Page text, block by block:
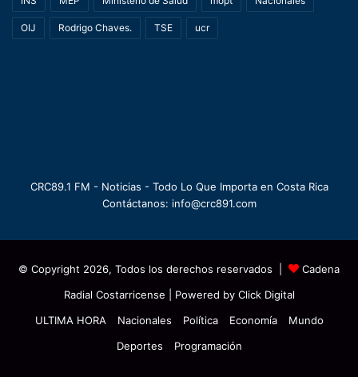
OIJ Rodrigo Chaves. TSE ucr
CRC89.1 FM - Noticias - Todo Lo Que Importa en Costa Rica
Contáctanos: info@crc891.com
© Copyright 2026, Todos los derechos reservados |
Cadena
Radial Costarricense | Powered by Click Digital
ULTIMA HORA
Nacionales Política Economía
Mundo
Deportes
Programación